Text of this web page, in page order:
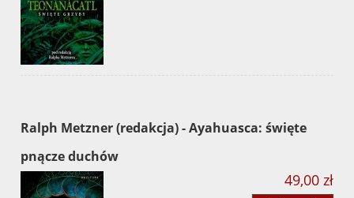
Ralph Metzner (redakcja) - Ayahuasca: święte
pnącze duchów
49,00 zł